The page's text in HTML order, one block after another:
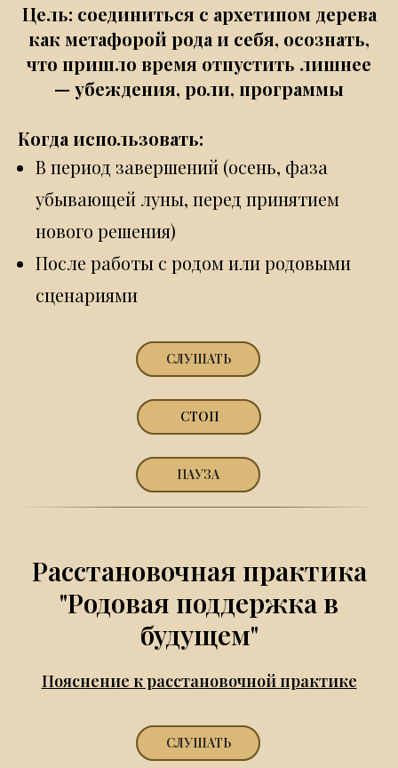
Цель: соединиться с архетипом дерева
как метафорой рода и себя, осознать,
что пришло время отпустить лишнее
— убеждения, роли, программы
Когда использовать:
В период завершений (осень, фаза
убывающей луны, перед принятием
нового решения)
После работы с родом или родовыми
сценариями
СТОП
ПАУЗА
СЛУШАТЬ
Расстановочная практика
"Родовая поддержка в
будущем"
Пояснение к расстановочной практике
СЛУШАТЬ